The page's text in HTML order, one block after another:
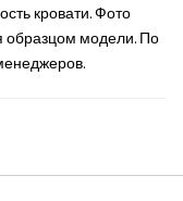
кровати. Фото
образцом модели. По